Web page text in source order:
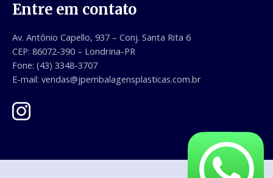
Entre em contato
Av. Antônio Capello, 937 – Conj. Santa Rita 6
CEP: 86072-390 – Londrina-PR
Fone: (43) 3348-3707
E-mail: vendas@jpembalagensplasticas.com.br